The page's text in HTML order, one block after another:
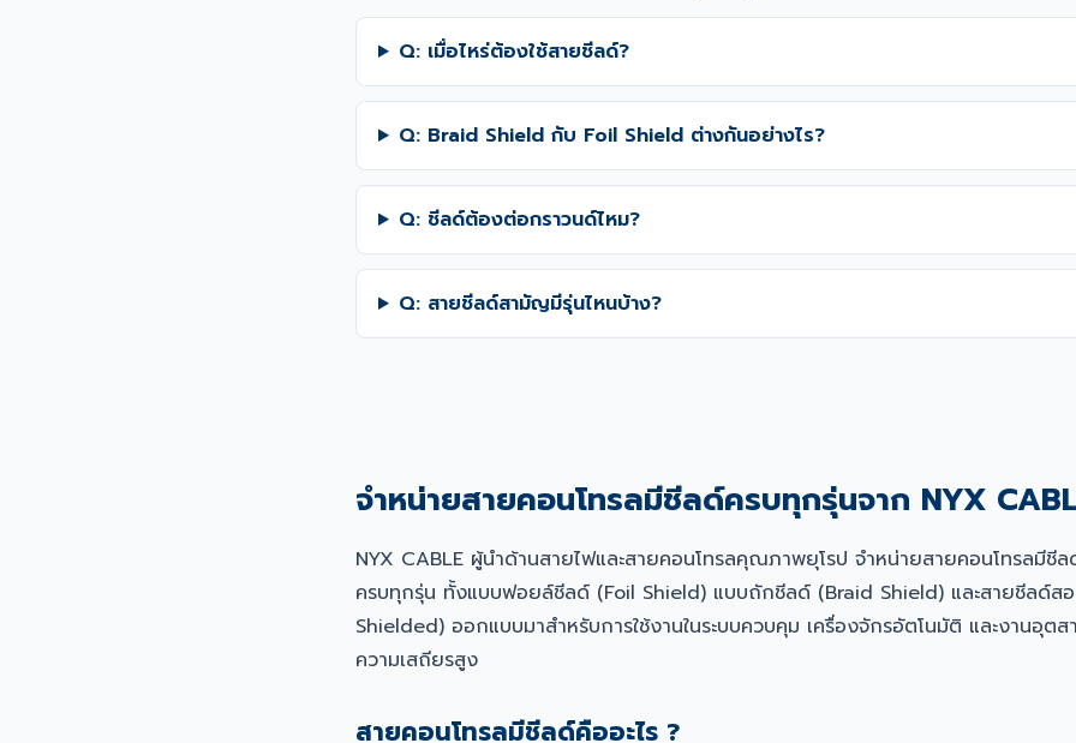
Q: เมื่อไหร่ต้องใช้สายชีลด์?
Q: Braid Shield กับ Foil Shield ต่างกันอย่างไร?
Q: ชีลด์ต้องต่อกราวนด์ไหม?
Q: สายชีลด์สามัญมีรุ่นไหนบ้าง?
จำหน่ายสายคอนโทรลมีชีลด์ครบทุกรุ่นจาก NYX
NYX CABLE ผู้นำด้านสายไฟและสายคอนโทรลคุณภาพยุโรป จำหน่ายสายคอนโทรลมีชี
ครบทุกรุ่น ทั้งแบบฟอยล์ชีลด์ (Foil Shield) แบบถักชีลด์ (Braid Shield) และสายชีลด์ส
Shielded) ออกแบบมาสำหรับการใช้งานในระบบควบคุม เครื่องจักรอัตโนมัติ และงานอุต
ความเสถียรสูง
สายคอนโทรลมีชีลด์คืออะไร ?